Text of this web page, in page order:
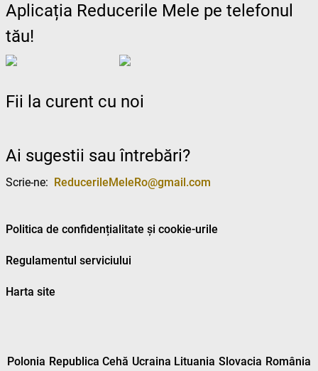
Aplicația Reducerile Mele pe telefonul
tău!
Fii la curent cu noi
Ai sugestii sau întrebări?
Scrie-ne: ReducerileMeleRo@gmail.com
Politica de confidențialitate și cookie-urile
Regulamentul serviciului
Harta site
Polonia Republica Cehă Ucraina Lituania Slovacia România